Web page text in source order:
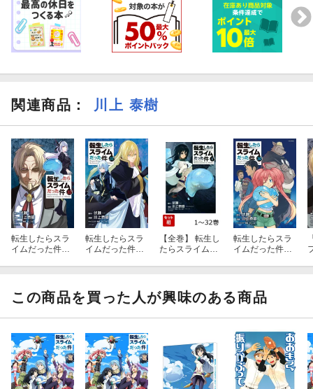
関連商品 ： 川上 泰樹
転生したらスラ
イムだった件
転生したらスラ
イムだった件
【全巻】 転生し
たらスライムだ
転生したらスラ
イムだった件
この商品を買った人が興味のある商品